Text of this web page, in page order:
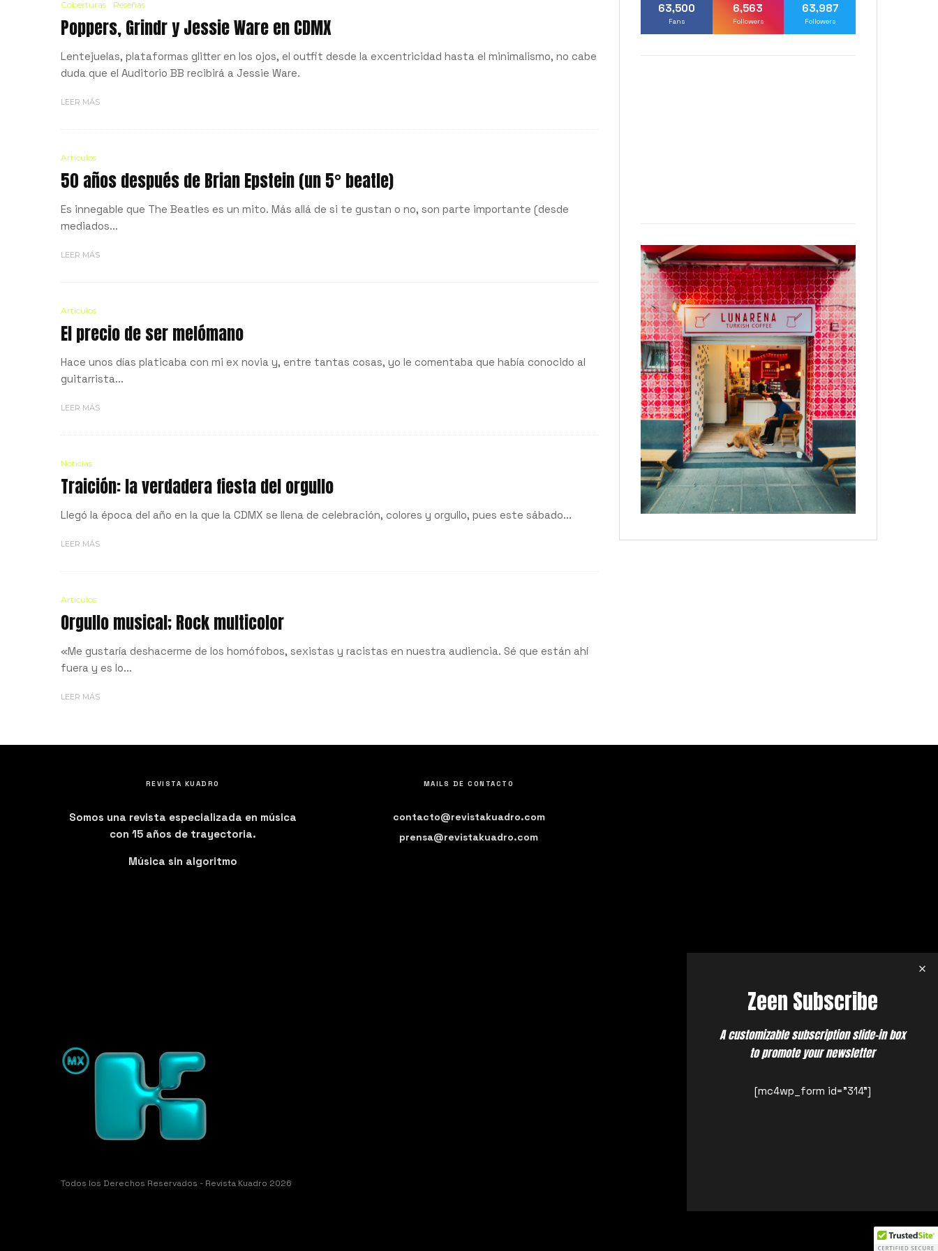
Coberturas Reseñas
Poppers, Grindr y Jessie Ware en CDMX
Lentejuelas, plataformas glitter en los ojos, el outfit desde la excentricidad hasta el minimalismo, no cabe
duda que el Auditorio BB recibirá a Jessie Ware.
LEER MÁS
Artículos
50 años después de Brian Epstein (un 5° beatle)
Es innegable que The Beatles es un mito. Más allá de si te gustan o no, son parte importante (desde
mediados...
LEER MÁS
Artículos
El precio de ser melómano
Hace unos días platicaba con mi ex novia y, entre tantas cosas, yo le comentaba que había conocido al
guitarrista...
LEER MÁS
Noticias
Traición: la verdadera fiesta del orgullo
Llegó la época del año en la que la CDMX se llena de celebración, colores y orgullo, pues este sábado...
LEER MÁS
Artículos
Orgullo musical; Rock multicolor
«Me gustaría deshacerme de los homófobos, sexistas y racistas en nuestra audiencia. Sé que están ahí
fuera y es lo...
LEER MÁS
63,500
Fans
6,563
Followers
63,987
Followers
REVISTA KUADRO
Somos una revista especializada en música
con 15 años de trayectoria.
Música sin algoritmo
MAILS DE CONTACTO
contacto@revistakuadro.com
prensa@revistakuadro.com
Todos los Derechos Reservados - Revista Kuadro 2026
Zeen Subscribe
A customizable subscription slide-in box
to promote your newsletter
[mc4wp_form id="314"]